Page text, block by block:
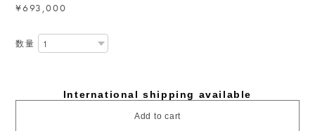
¥693,000
数量
International shipping available
Add to cart